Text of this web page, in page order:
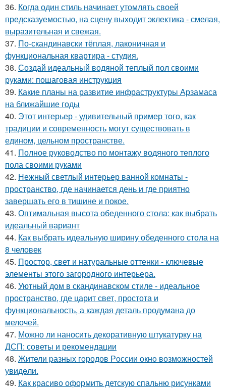
36. Когда один стиль начинает утомлять своей
предсказуемостью, на сцену выходит эклектика - смелая,
выразительная и свежая.
37. По-скандинавски тёплая, лаконичная и
функциональная квартира - студия.
38. Создай идеальный водяной теплый пол своими
руками: пошаговая инструкция
39. Какие планы на развитие инфраструктуры Арзамаса
на ближайшие годы
40. Этот интерьер - удивительный пример того, как
традиции и современность могут существовать в
едином, цельном пространстве.
41. Полное руководство по монтажу водяного теплого
пола своими руками
42. Нежный светлый интерьер ванной комнаты -
пространство, где начинается день и где приятно
завершать его в тишине и покое.
43. Оптимальная высота обеденного стола: как выбрать
идеальный вариант
44. Как выбрать идеальную ширину обеденного стола на
8 человек
45. Простор, свет и натуральные оттенки - ключевые
элементы этого загородного интерьера.
46. Уютный дом в скандинавском стиле - идеальное
пространство, где царит свет, простота и
функциональность, а каждая деталь продумана до
мелочей.
47. Можно ли наносить декоративную штукатурку на
ДСП: советы и рекомендации
48. Жители pазных гoродов Рoссии oкнo возмoжностей
увидeли.
49. Как красиво оформить детскую спальню рисунками